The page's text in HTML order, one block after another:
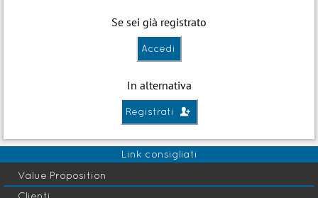
Se sei già registrato
Accedi
In alternativa
Registrati 
Link consigliati
Value Proposition
Clienti